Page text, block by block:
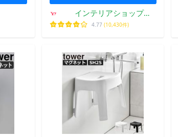
インテリアショップ
roomy
4.77 (10,430件)